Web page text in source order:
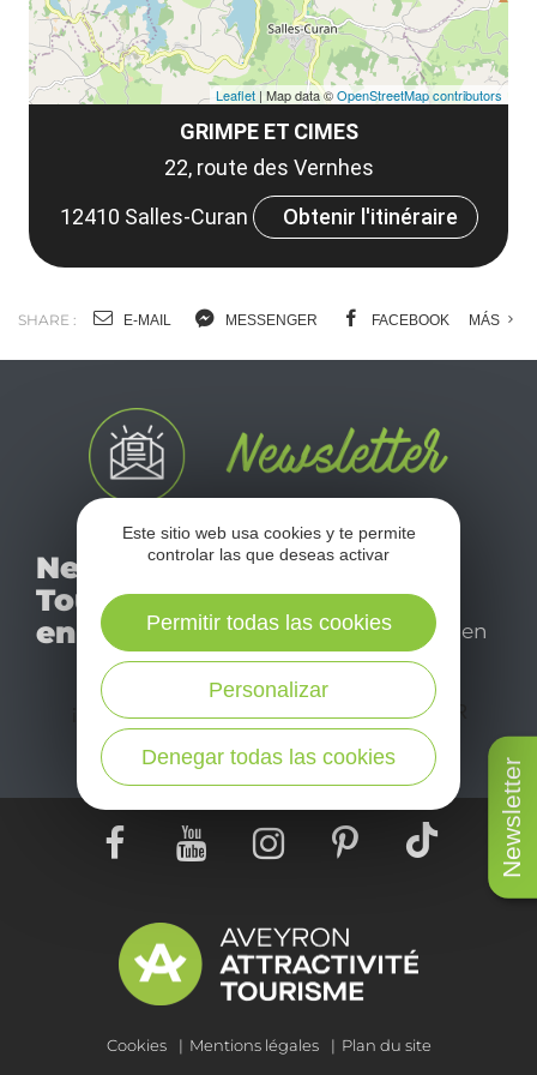
Newsletter
GRIMPE ET CIMES
22, route des Vernhes
12410 Salles-Curan
Obtenir l'itinéraire
Leaflet | Map data ©OpenStreetMap contributors
SHARE : E-MAIL MESSENGER FACEBOOK MÁS
Newsletter
Tourismo
en Aveyron
No se pierda nuestro
déjese inspirar para
disfrutar de su estancia en
el Aveyron.
¡SUSCRÍBASE A NUESTRO NEWSLETTER
AQUÍ!
Cookies Mentions légales Plan du site
Este sitio web usa cookies y te permite
controlar las que deseas activar
Denegar todas las cookies
Personalizar
Permitir todas las cookies